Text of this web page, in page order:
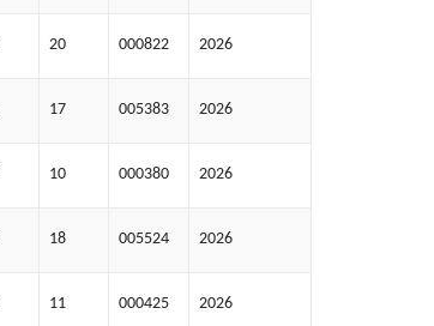
20 000822 2026
17 005383 2026
10 000380 2026
18 005524 2026
11 000425 2026